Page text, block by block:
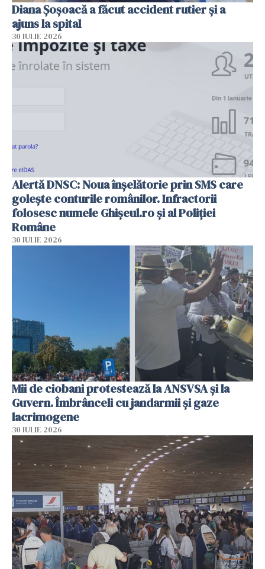
Diana Șoșoacă a făcut accident rutier și a
ajuns la spital
30 IULIE 2026
Alertă DNSC: Noua înșelătorie prin SMS care
golește conturile românilor. Infractorii
folosesc numele Ghișeul.ro și al Poliției
Române
30 IULIE 2026
Mii de ciobani protestează la ANSVSA și la
Guvern. Îmbrânceli cu jandarmii și gaze
lacrimogene
30 IULIE 2026